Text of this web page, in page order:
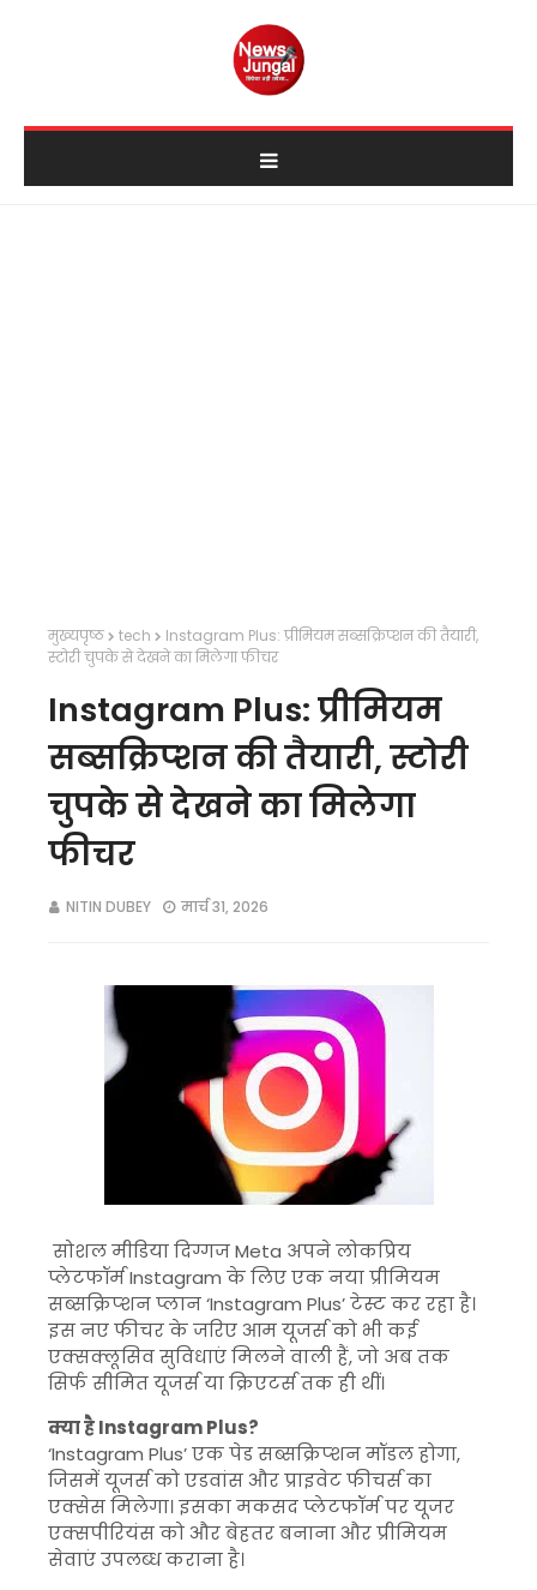
मुख्यपृष्ठ tech
Instagram Plus: प्रीमियम सब्सक्रिप्शन की तैयारी,
स्टोरी चुपके से देखने का मिलेगा फीचर
Instagram Plus: प्रीमियम
सब्सक्रिप्शन की तैयारी, स्टोरी
चुपके से देखने का मिलेगा
फीचर
NITIN DUBEY मार्च 31, 2026
सोशल मीडिया दिग्गजMeta अपने लोकप्रिय
प्लेटफॉर्मInstagram के लिए एक नया प्रीमियम
सब्सक्रिप्शन प्लान ‘Instagram Plus’ टेस्ट कर रहा है।
इस नए फीचर के जरिए आम यूजर्स को भी कई
एक्सक्लूसिव सुविधाएं मिलने वाली हैं, जो अब तक
सिर्फ सीमित यूजर्स या क्रिएटर्स तक ही थीं।
क्या है Instagram Plus?
‘Instagram Plus’ एक पेड सब्सक्रिप्शन मॉडल होगा,
जिसमें यूजर्स को एडवांस और प्राइवेट फीचर्स का
एक्सेस मिलेगा। इसका मकसद प्लेटफॉर्म पर यूजर
एक्सपीरियंस को और बेहतर बनाना और प्रीमियम
सेवाएं उपलब्ध कराना है।